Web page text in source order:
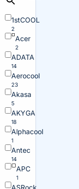
1stCOOL
2
Acer
2
ADATA
14
Aerocool
23
Akasa
5
AKYGA
18
Alphacool
1
Antec
14
APC
1
ASRock